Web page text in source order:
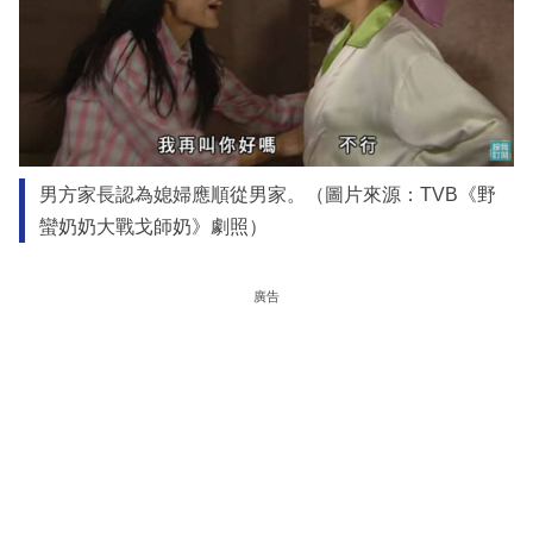
男方家長認為媳婦應順從男家。（圖片來源：TVB《野
蠻奶奶大戰戈師奶》劇照）
廣告